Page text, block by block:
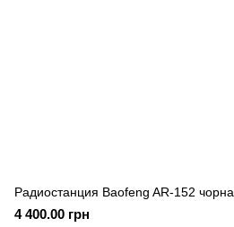
Радиостанция Baofeng AR-152 чорна
4 400.00 грн